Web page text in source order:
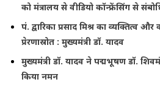
को मंत्रालय से वीडियो कॉन्फ्रेंसिंग से
पं. द्वारिका प्रसाद मिश्र का व्यक्तित्व
प्रेरणास्रोत : मुख्यमंत्री डॉ. यादव
मुख्यमंत्री डॉ. यादव ने पद्मभूषण डॉ.
किया नमन